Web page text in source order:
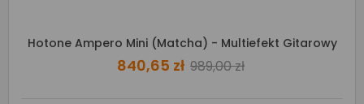
Hotone Ampero Mini (Matcha) - Multiefekt Gitarowy
840,65 zł 989,00 zł